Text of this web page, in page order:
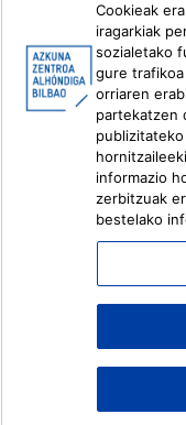
Instagram
Linkedin
Lege informazioa
Cookieak
iragarkiak
sozialetako
gure
orriaren
partekatzen
informazio
zerbitzuak
bestelako